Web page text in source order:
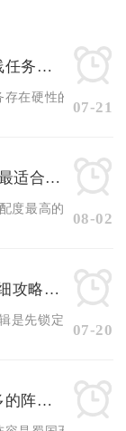
影之刃3大盗遗物支线任务有没有副本要求
存在硬性的前置副
07-21
少年三国志零50级中最适合的阵容是什么
度最高的通用阵容
08-02
大掌门抢夺残章的详细攻略步骤
是先锁定目标武功
07-20
少年三国志2羁绊最多的阵容是什么